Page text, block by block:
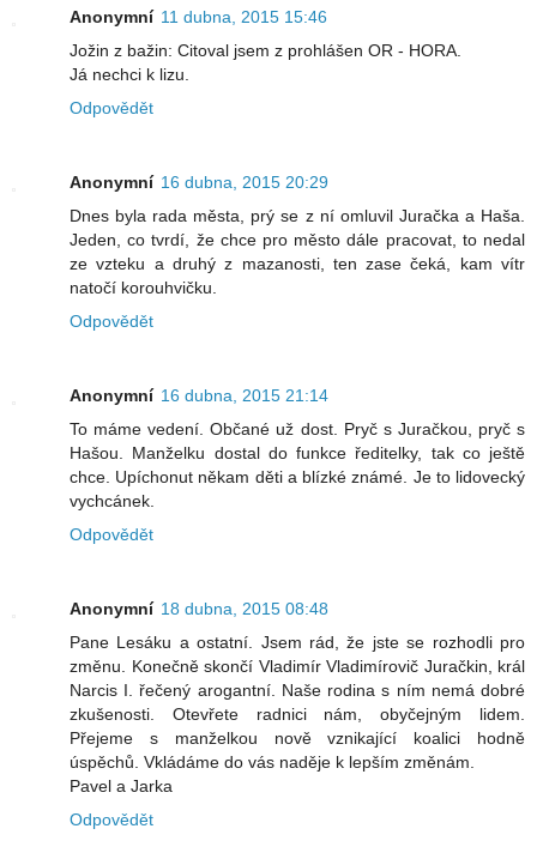
Anonymní 11 dubna, 2015 15:46
Jožin z bažin: Citoval jsem z prohlášen OR - HORA.
Já nechci k lizu.
Odpovědět
Anonymní 16 dubna, 2015 20:29
Dnes byla rada města, prý se z ní omluvil Juračka a Haša.
Jeden, co tvrdí, že chce pro město dále pracovat, to nedal
ze vzteku a druhý z mazanosti, ten zase čeká, kam vítr
natočí korouhvičku.
Odpovědět
Anonymní 16 dubna, 2015 21:14
To máme vedení. Občané už dost. Pryč s Juračkou, pryč s
Hašou. Manželku dostal do funkce ředitelky, tak co ještě
chce. Upíchonut někam děti a blízké známé. Je to lidovecký
vychcánek.
Odpovědět
Anonymní 18 dubna, 2015 08:48
Pane Lesáku a ostatní. Jsem rád, že jste se rozhodli pro
změnu. Konečně skončí Vladimír Vladimírovič Juračkin, král
Narcis I. řečený arogantní. Naše rodina s ním nemá dobré
zkušenosti. Otevřete radnici nám, obyčejným lidem.
Přejeme s manželkou nově vznikající koalici hodně
úspěchů. Vkládáme do vás naděje k lepším změnám.
Pavel a Jarka
Odpovědět